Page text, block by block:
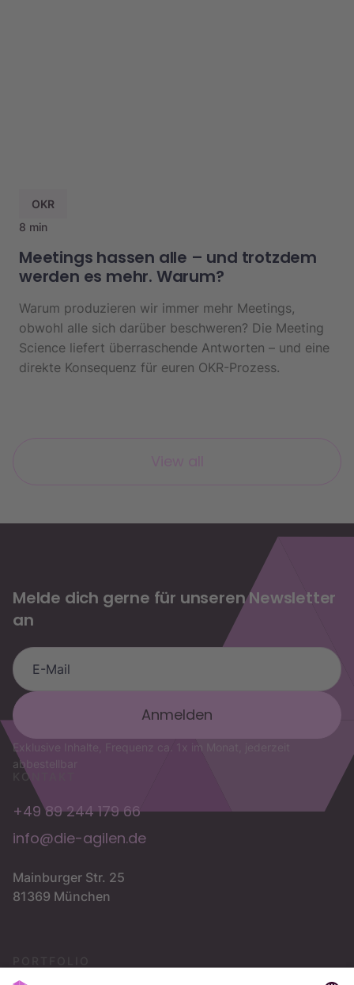
OKR
8 min
Meetings hassen alle – und trotzdem
werden es mehr. Warum?
Warum produzieren wir immer mehr Meetings,
obwohl alle sich darüber beschweren? Die Meeting
Science liefert überraschende Antworten – und eine
direkte Konsequenz für euren OKR-Prozess.
Melde dich gerne für unseren Newsletter
an
Exklusive Inhalte, Frequenz ca. 1x im Monat, jederzeit
abbestellbar
KONTAKT
+49 89 244 179 66
info@die-agilen.de
Mainburger Str. 25
81369 München